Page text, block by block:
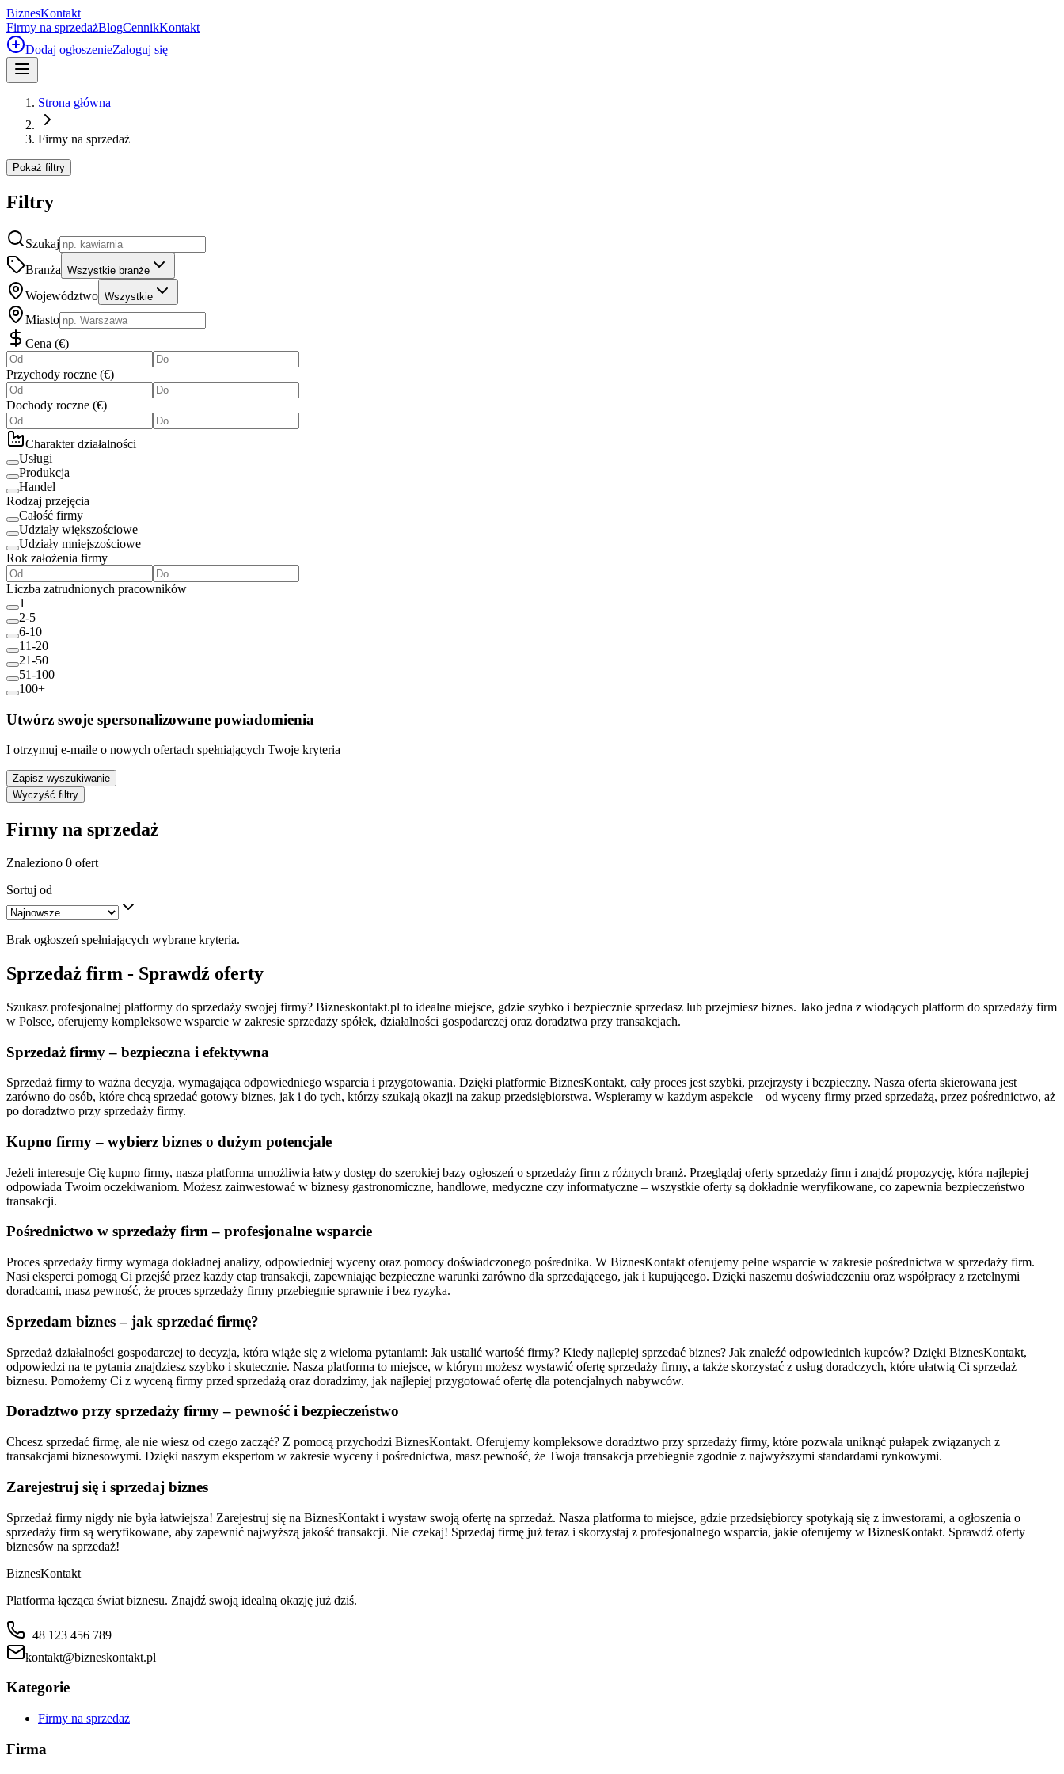
BiznesKontakt
Firmy na sprzedażBlogCennikKontakt
Dodaj ogłoszenieZaloguj się
Strona główna
Firmy na sprzedaż
Pokaż filtry
Filtry
Szukaj
Branża Wszystkie branże
Województwo Wszystkie
Miasto
Cena (€)
Przychody roczne (€)
Dochody roczne (€)
Charakter działalności
Usługi
Produkcja
Handel
Rodzaj przejęcia
Całość firmy
Udziały większościowe
Udziały mniejszościowe
Rok założenia firmy
Liczba zatrudnionych pracowników
1
2-5
6-10
11-20
21-50
51-100
100+
Utwórz swoje spersonalizowane powiadomienia
I otrzymuj e-maile o nowych ofertach spełniających Twoje kryteria
Zapisz wyszukiwanie
Wyczyść filtry
Firmy na sprzedaż
Znaleziono 0 ofert
Sortuj od
Brak ogłoszeń spełniających wybrane kryteria.
Sprzedaż firm - Sprawdź oferty
Szukasz profesjonalnej platformy do sprzedaży swojej firmy? Bizneskontakt.pl to idealne miejsce, gdzie szybko i bezpiecznie sprzedasz lub przejmiesz biznes. Jako jedna z wiodących platform do sprzedaży firm
w Polsce, oferujemy kompleksowe wsparcie w zakresie sprzedaży spółek, działalności gospodarczej oraz doradztwa przy transakcjach.
Sprzedaż firmy – bezpieczna i efektywna
Sprzedaż firmy to ważna decyzja, wymagająca odpowiedniego wsparcia i przygotowania. Dzięki platformie BiznesKontakt, cały proces jest szybki, przejrzysty i bezpieczny. Nasza oferta skierowana jest
zarówno do osób, które chcą sprzedać gotowy biznes, jak i do tych, którzy szukają okazji na zakup przedsiębiorstwa. Wspieramy w każdym aspekcie – od wyceny firmy przed sprzedażą, przez pośrednictwo, aż
po doradztwo przy sprzedaży firmy.
Kupno firmy – wybierz biznes o dużym potencjale
Jeżeli interesuje Cię kupno firmy, nasza platforma umożliwia łatwy dostęp do szerokiej bazy ogłoszeń o sprzedaży firm z różnych branż. Przeglądaj oferty sprzedaży firm i znajdź propozycję, która najlepiej
odpowiada Twoim oczekiwaniom. Możesz zainwestować w biznesy gastronomiczne, handlowe, medyczne czy informatyczne – wszystkie oferty są dokładnie weryfikowane, co zapewnia bezpieczeństwo
transakcji.
Pośrednictwo w sprzedaży firm – profesjonalne wsparcie
Proces sprzedaży firmy wymaga dokładnej analizy, odpowiedniej wyceny oraz pomocy doświadczonego pośrednika. W BiznesKontakt oferujemy pełne wsparcie w zakresie pośrednictwa w sprzedaży firm.
Nasi eksperci pomogą Ci przejść przez każdy etap transakcji, zapewniając bezpieczne warunki zarówno dla sprzedającego, jak i kupującego. Dzięki naszemu doświadczeniu oraz współpracy z rzetelnymi
doradcami, masz pewność, że proces sprzedaży firmy przebiegnie sprawnie i bez ryzyka.
Sprzedam biznes – jak sprzedać firmę?
Sprzedaż działalności gospodarczej to decyzja, która wiąże się z wieloma pytaniami: Jak ustalić wartość firmy? Kiedy najlepiej sprzedać biznes? Jak znaleźć odpowiednich kupców? Dzięki BiznesKontakt,
odpowiedzi na te pytania znajdziesz szybko i skutecznie. Nasza platforma to miejsce, w którym możesz wystawić ofertę sprzedaży firmy, a także skorzystać z usług doradczych, które ułatwią Ci sprzedaż
biznesu. Pomożemy Ci z wyceną firmy przed sprzedażą oraz doradzimy, jak najlepiej przygotować ofertę dla potencjalnych nabywców.
Doradztwo przy sprzedaży firmy – pewność i bezpieczeństwo
Chcesz sprzedać firmę, ale nie wiesz od czego zacząć? Z pomocą przychodzi BiznesKontakt. Oferujemy kompleksowe doradztwo przy sprzedaży firmy, które pozwala uniknąć pułapek związanych z
transakcjami biznesowymi. Dzięki naszym ekspertom w zakresie wyceny i pośrednictwa, masz pewność, że Twoja transakcja przebiegnie zgodnie z najwyższymi standardami rynkowymi.
Zarejestruj się i sprzedaj biznes
Sprzedaż firmy nigdy nie była łatwiejsza! Zarejestruj się na BiznesKontakt i wystaw swoją ofertę na sprzedaż. Nasza platforma to miejsce, gdzie przedsiębiorcy spotykają się z inwestorami, a ogłoszenia o
sprzedaży firm są weryfikowane, aby zapewnić najwyższą jakość transakcji. Nie czekaj! Sprzedaj firmę już teraz i skorzystaj z profesjonalnego wsparcia, jakie oferujemy w BiznesKontakt. Sprawdź oferty
biznesów na sprzedaż!
BiznesKontakt
Platforma łącząca świat biznesu. Znajdź swoją idealną okazję już dziś.
+48 123 456 789
kontakt@bizneskontakt.pl
Kategorie
Firmy na sprzedaż
Firma